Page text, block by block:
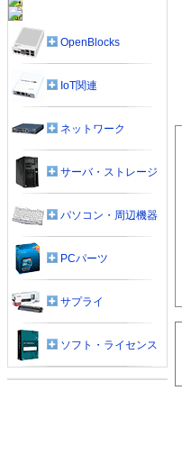
OpenBlocks
IoT関連
ネットワーク
サーバ・ストレージ
パソコン・周辺機器
PCパーツ
サプライ
ソフト・ライセンス